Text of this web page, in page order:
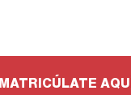
MATRICÚLATE AQUÍ